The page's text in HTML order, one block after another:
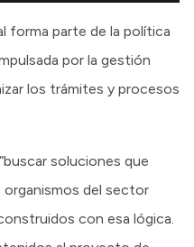
forma parte de la política
por la gestión
los trámites y procesos
soluciones que
organismos del sector
con esa lógica.